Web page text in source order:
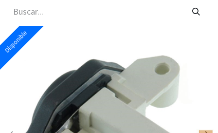
Disponible
Disponible